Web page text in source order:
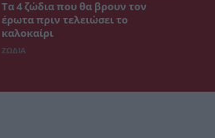
Τα 4 ζώδια που θα βρουν τον
έρωτα πριν τελειώσει το
καλοκαίρι
ΖΩΔΙΑ